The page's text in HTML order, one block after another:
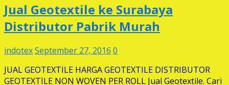
Jual Geotextile ke Surabaya
Distributor Pabrik Murah
indotexSeptember 27, 2016 0
JUAL GEOTEXTILE HARGA GEOTEXTILE DISTRIBUTOR
GEOTEXTILE NON WOVEN PER ROLL Jual Geotextile. Cari